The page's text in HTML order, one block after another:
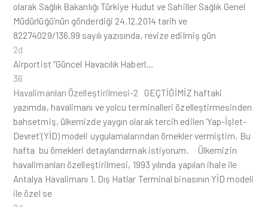
olarak Sağlık Bakanlığı Türkiye Hudut ve Sahiller Sağlık Genel
Müdürlüğü’nün gönderdiği 24.12.2014 tarih ve
82274029/136.99 sayılı yazısında, revize edilmiş gün
2d
Airportist “Güncel Havacılık Haberl…
36
Havalimanları Özelleştirilmesi-2
GEÇTİĞİMİZ haftaki
yazımda, havalimanı ve yolcu terminalleri özelleştirmesinden
bahsetmiş, ülkemizde yaygın olarak tercih edilen ‘Yap-İşlet-
Devret’(YİD) modeli uygulamalarından örnekler vermiştim. Bu
hafta bu örnekleri detaylandırmak istiyorum. Ülkemizin
havalimanları özelleştirilmesi, 1993 yılında yapılan ihale ile
Antalya Havalimanı 1. Dış Hatlar Terminal binasının YİD modeli
ile özel se